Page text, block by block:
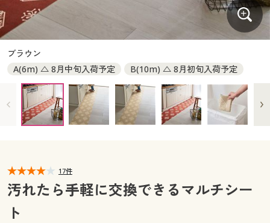
大きいサイズ メンズ
大きいサイズ 事務・制服
カタログ
カタログ・チラシからのご注文
デジタルカタログ
カタログ無料プレゼント
マイページ
閲覧履歴
大きいサイズ 事務・制服
カタログ・チラシからのご注文
デジタルカタログ
カタログ無料プレゼント
会員メニュー
閲覧履歴
お気に入り
ブラウン
A(6m) △ 8月中旬入荷予定
B(10m) △ 8月初旬入荷予定
17件
汚れたら手軽に交換できるマルチシー
ト